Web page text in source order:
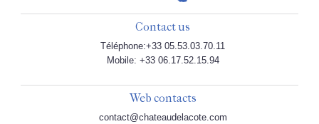
Contact us
Téléphone:+33 05.53.03.70.11
Mobile: +33 06.17.52.15.94
Web contacts
contact@chateaudelacote.com